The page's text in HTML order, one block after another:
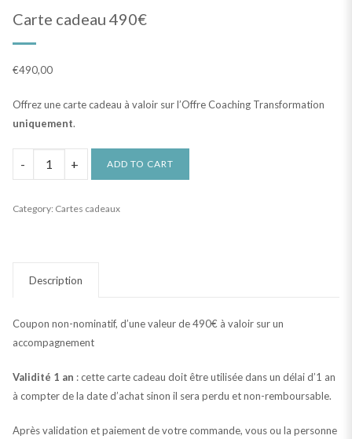
Carte cadeau 490€
€490,00
Offrez une carte cadeau à valoir sur l’Offre Coaching Transformation
uniquement.
cadeau
quantity
ADD TO CART
Category: Cartes cadeaux
Description
Coupon non-nominatif, d’une valeur de 490€ à valoir sur un
accompagnement
Validité 1 an : cette carte cadeau doit être utilisée dans un délai d’1 an
à compter de la date d’achat sinon il sera perdu et non-remboursable.
Après validation et paiement de votre commande, vous ou la personne